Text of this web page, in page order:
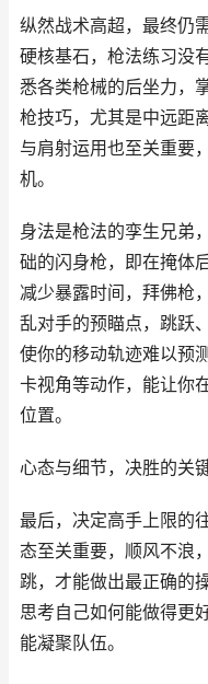
纵然战术高超，最终仍
硬核基石，枪法练习没
悉各类枪械的后坐力，
枪技巧，尤其是中远距
与肩射运用也至关重要
机。
身法是枪法的孪生兄弟
础的闪身枪，即在掩体
减少暴露时间，拜佛枪
乱对手的预瞄点，跳跃
使你的移动轨迹难以预
卡视角等动作，能让你
位置。
心态与细节，决胜的关
最后，决定高手上限的
态至关重要，顺风不浪
跳，才能做出最正确的
思考自己如何能做得更
能凝聚队伍。